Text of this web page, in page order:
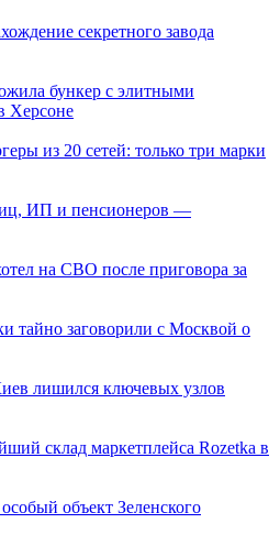
секретного завода
бункер с элитными
Херсоне
из 20 сетей: только три марки
ИП и пенсионеров —
на СВО после приговора за
тайно заговорили с Москвой о
лишился ключевых узлов
склад маркетплейса Rozetka в
объект Зеленского